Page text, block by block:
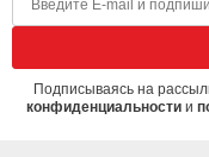
Подписываясь на
конфиденциальностии